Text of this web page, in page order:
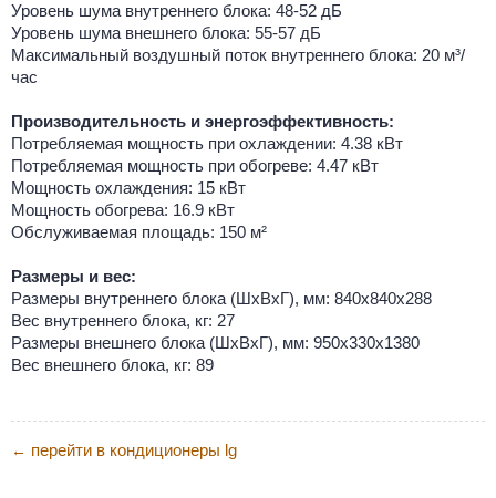
Уровень шума внутреннего блока: 48-52 дБ
Уровень шума внешнего блока: 55-57 дБ
Максимальный воздушный поток внутреннего блока: 20 м³/
час
Производительность и энергоэффективность:
Потребляемая мощность при охлаждении: 4.38 кВт
Потребляемая мощность при обогреве: 4.47 кВт
Мощность охлаждения: 15 кВт
Мощность обогрева: 16.9 кВт
Обслуживаемая площадь: 150 м²
Размеры и вес:
Размеры внутреннего блока (ШхВхГ), мм: 840x840x288
Вес внутреннего блока, кг: 27
Размеры внешнего блока (ШхВхГ), мм: 950x330x1380
Вес внешнего блока, кг: 89
← перейти в кондиционеры lg